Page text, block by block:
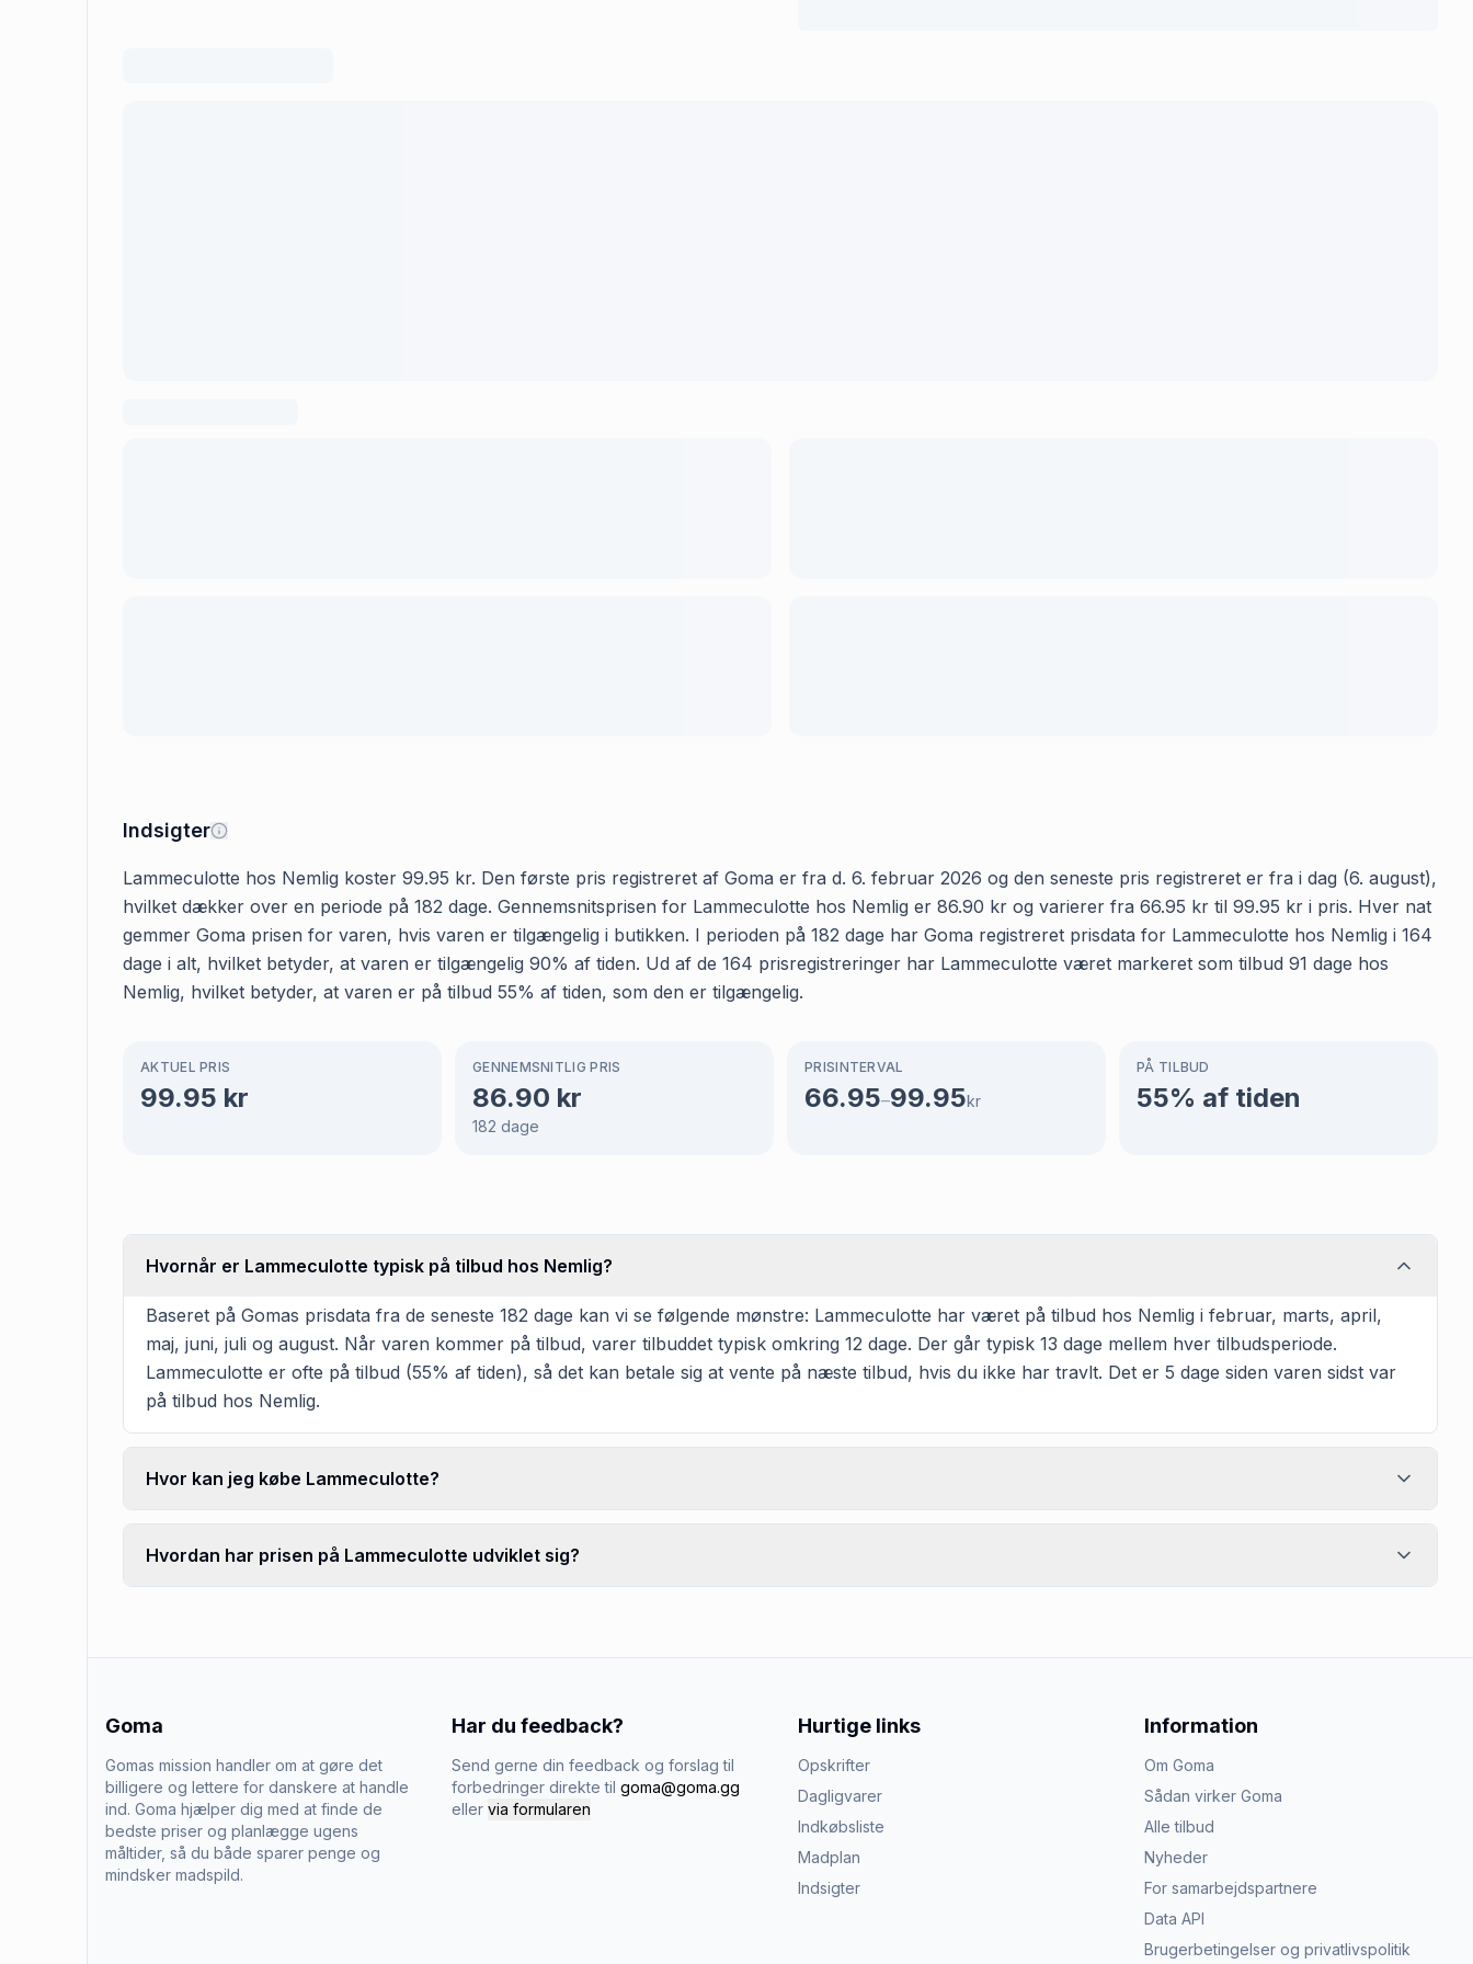
Indsigter
Lammeculotte hos Nemlig koster 99.95 kr. Den første pris registreret af Goma er fra d. 6. februar 2026 og den seneste pris registreret er fra i dag (6. august),
hvilket dækker over en periode på 182 dage. Gennemsnitsprisen for Lammeculotte hos Nemlig er 86.90 kr og varierer fra 66.95 kr til 99.95 kr i pris. Hver nat
gemmer Goma prisen for varen, hvis varen er tilgængelig i butikken. I perioden på 182 dage har Goma registreret prisdata for Lammeculotte hos Nemlig i 164
dage i alt, hvilket betyder, at varen er tilgængelig 90% af tiden. Ud af de 164 prisregistreringer har Lammeculotte været markeret som tilbud 91 dage hos
Nemlig, hvilket betyder, at varen er på tilbud 55% af tiden, som den er tilgængelig.
AKTUEL PRIS
99.95 kr
GENNEMSNITLIG PRIS
86.90 kr
182 dage
PRISINTERVAL
66.95–99.95kr
PÅ TILBUD
55% af tiden
Hvornår er Lammeculotte typisk på tilbud hos Nemlig?
Baseret på Gomas prisdata fra de seneste 182 dage kan vi se følgende mønstre: Lammeculotte har været på tilbud hos Nemlig i februar, marts, april,
maj, juni, juli og august. Når varen kommer på tilbud, varer tilbuddet typisk omkring 12 dage. Der går typisk 13 dage mellem hver tilbudsperiode.
Lammeculotte er ofte på tilbud (55% af tiden), så det kan betale sig at vente på næste tilbud, hvis du ikke har travlt. Det er 5 dage siden varen sidst var
på tilbud hos Nemlig.
Hvor kan jeg købe Lammeculotte?
Hvordan har prisen på Lammeculotte udviklet sig?
Goma
Gomas mission handler om at gøre det
billigere og lettere for danskere at handle
ind. Goma hjælper dig med at finde de
bedste priser og planlægge ugens
måltider, så du både sparer penge og
mindsker madspild.
Har du feedback?
Send gerne din feedback og forslag til
forbedringer direkte til goma@goma.gg
eller via formularen
Hurtige links
Opskrifter
Dagligvarer
Indkøbsliste
Madplan
Indsigter
Information
Om Goma
Sådan virker Goma
Alle tilbud
Nyheder
For samarbejdspartnere
Data API
Brugerbetingelser og privatlivspolitik